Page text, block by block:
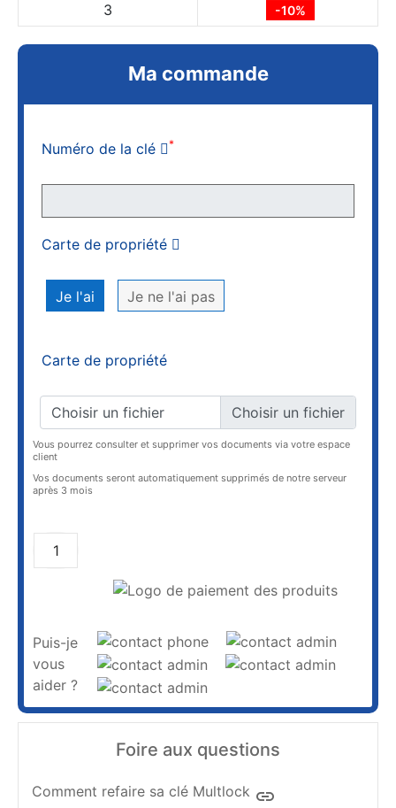
3 -10%
Ma commande
Numéro de la clé *
Carte de propriété
Je l'ai Je ne l'ai pas
Carte de propriété
Choisir un fichier
Vous pourrez consulter et supprimer vos documents via votre espace
client
Vos documents seront automatiquement supprimés de notre serveur
après 3 mois
Puis-je
vous
aider ?
Foire aux questions
Comment refaire sa clé Multlock insert_link